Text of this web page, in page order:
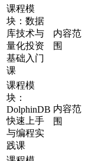
课程模
块：数据
库技术与
量化投资
基础入门
课
内容范
围
课程模
块：
DolphinDB
快速上手
与编程实
践课
内容范
围